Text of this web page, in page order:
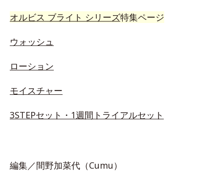
オルビス ブライト シリーズ特集ページ
ウォッシュ
ローション
モイスチャー
3STEPセット・1週間トライアルセット
編集／間野加菜代（Cumu）